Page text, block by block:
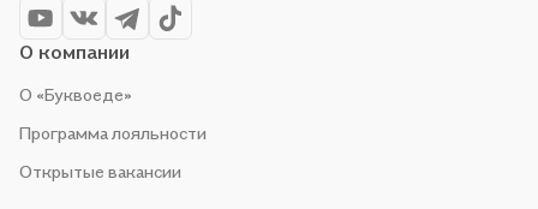
О компании
О «Буквоеде»
Программа лояльности
Открытые вакансии